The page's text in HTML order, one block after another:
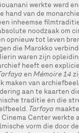
werkte werd
hand van de
inheemse
noodzaak om
opnieuw tot leven
die Marokko
waren zijn
heeft een
en Mémoire 14
maken van
aan te kaarten
traditie én die
Tarfaya
Center werkte
vorm die door